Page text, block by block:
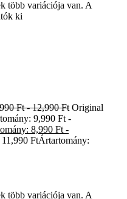
több variációja van. A
ki
Ft - 12,990 Ft Original
9,990 Ft -
8,990 Ft -
FtÁrtartomány:
több variációja van. A